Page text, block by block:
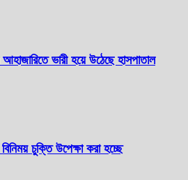
ভারী হয়ে উঠেছে হাসপাতাল
চুক্তি উপেক্ষা করা হচ্ছে